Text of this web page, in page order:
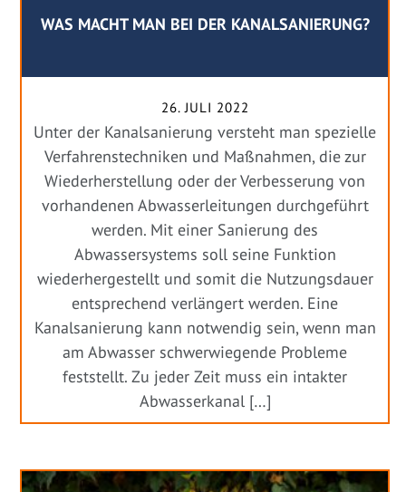
WAS MACHT MAN BEI DER KANALSANIERUNG?
26. JULI 2022
Unter der Kanalsanierung versteht man spezielle
Verfahrenstechniken und Maßnahmen, die zur
Wiederherstellung oder der Verbesserung von
vorhandenen Abwasserleitungen durchgeführt
werden. Mit einer Sanierung des
Abwassersystems soll seine Funktion
wiederhergestellt und somit die Nutzungsdauer
entsprechend verlängert werden. Eine
Kanalsanierung kann notwendig sein, wenn man
am Abwasser schwerwiegende Probleme
feststellt. Zu jeder Zeit muss ein intakter
Abwasserkanal […]